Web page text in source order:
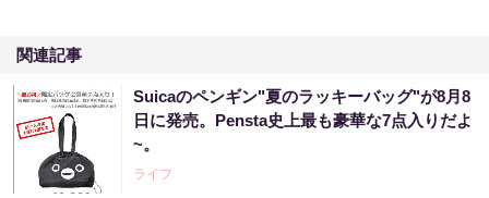
関連記事
Suicaのペンギン"夏のラッキーバッグ"が8月8
日に発売。Pensta史上最も豪華な7点入りだよ
~。
ライフ